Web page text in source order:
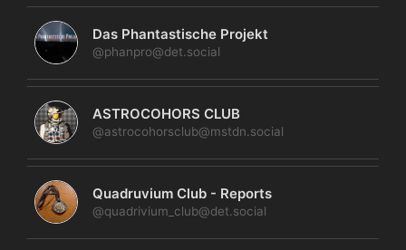
Das Phantastische Projekt
@phanpro@det.social
ASTROCOHORS CLUB
@astrocohorsclub@mstdn.social
Quadruvium Club - Reports
@quadrivium_club@det.social